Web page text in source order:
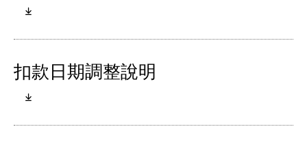
扣款日期調整說明